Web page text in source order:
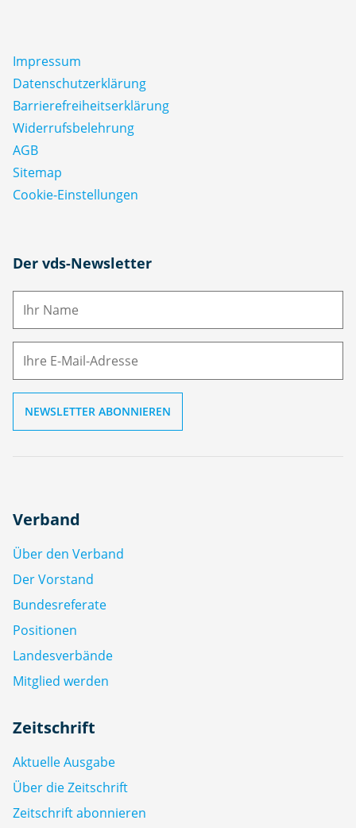
Impressum
Datenschutz­erklärung
Barrierefreiheitserklärung
Widerrufsbelehrung
AGB
Sitemap
Cookie-Einstellungen
Der vds-Newsletter
N
M
Verband
Über den Verband
Der Vorstand
Bundesreferate
Positionen
Landesverbände
Mitglied werden
Zeitschrift
Aktuelle Ausgabe
Über die Zeitschrift
Zeitschrift abonnieren